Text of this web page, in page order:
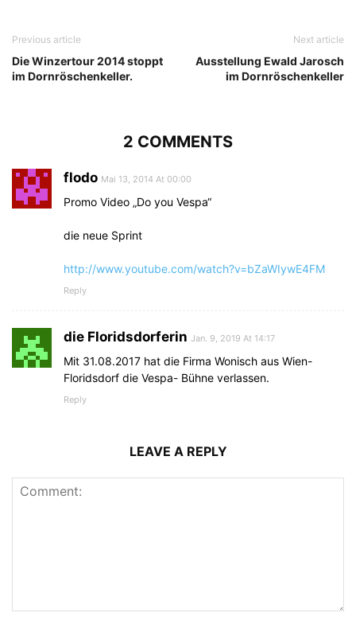
Previous article
Die Winzertour 2014 stoppt
im Dornröschenkeller.
Next article
Ausstellung Ewald Jarosch
im Dornröschenkeller
2 COMMENTS
flodo Mai 13, 2014 At 00:00
Promo Video „Do you Vespa“
die neue Sprint
http://www.youtube.com/watch?v=bZaWIywE4FM
Reply
die Floridsdorferin Jan. 9, 2019 At 14:17
Mit 31.08.2017 hat die Firma Wonisch aus Wien-
Floridsdorf die Vespa- Bühne verlassen.
Reply
LEAVE A REPLY